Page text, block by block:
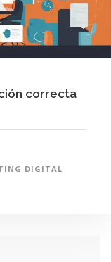
correcta
DIGITAL